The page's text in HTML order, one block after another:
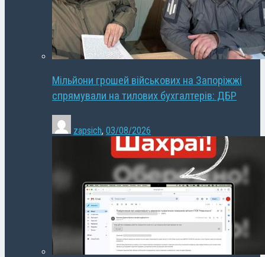
Мільйони грошей військових на Запоріжжі
спрямували на тилових бухгалтерів: ДБР
zapsich, 03/08/2026